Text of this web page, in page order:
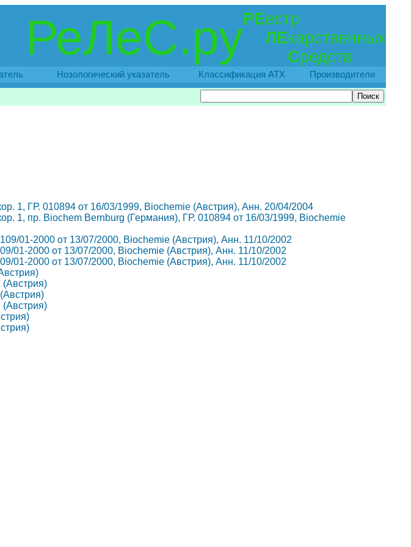
РеЛеС.руРЕестр
ЛЕкарственных
Средств
Нозологический указатель Классификация АТХ Производители
1, ГР. 010894 от 16/03/1999, Biochemie (Австрия), Анн. 20/04/2004
1, пр. Biochem Bernburg (Германия), ГР. 010894 от 16/03/1999, Biochemie
01-2000 от 13/07/2000, Biochemie (Австрия), Анн. 11/10/2002
01-2000 от 13/07/2000, Biochemie (Австрия), Анн. 11/10/2002
01-2000 от 13/07/2000, Biochemie (Австрия), Анн. 11/10/2002
(Австрия)
(Австрия)